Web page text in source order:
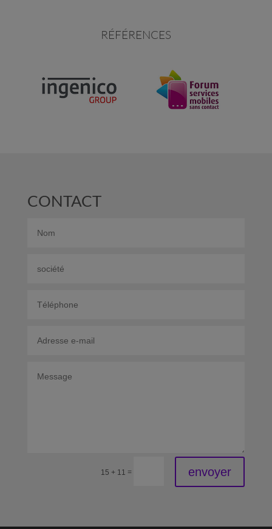
RÉFÉRENCES
CONTACT
15 + 11 = envoyer